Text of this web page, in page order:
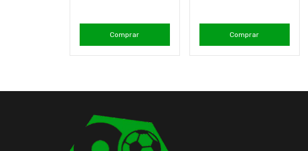
Comprar Comprar